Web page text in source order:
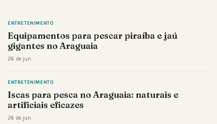
ENTRETENIMENTO
Equipamentos para pescar piraíba e jaú
gigantes no Araguaia
26 de jun.
ENTRETENIMENTO
Iscas para pesca no Araguaia: naturais e
artificiais eficazes
26 de jun.